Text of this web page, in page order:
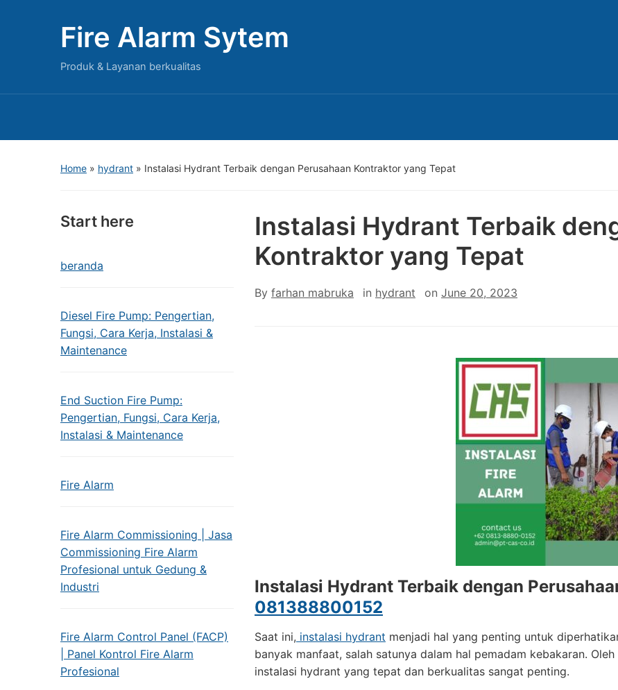
Fire Alarm Sytem
Produk & Layanan berkualitas
Home » hydrant » Instalasi Hydrant Terbaik dengan Perusahaan Kontraktor yang Tepat
Start here
beranda
Diesel Fire Pump: Pengertian,
Fungsi, Cara Kerja, Instalasi &
Maintenance
End Suction Fire Pump:
Pengertian, Fungsi, Cara Kerja,
Instalasi & Maintenance
Fire Alarm
Fire Alarm Commissioning | Jasa
Commissioning Fire Alarm
Profesional untuk Gedung &
Industri
Fire Alarm Control Panel (FACP)
| Panel Kontrol Fire Alarm
Profesional
Instalasi Hydrant Terbaik
Kontraktor yang Tepat
By farhan mabruka in hydrant on June 20, 2023
Instalasi Hydrant Terbaik dengan
081388800152
Saat ini, instalasi hydrant menjadi hal yang penting untuk
banyak manfaat, salah satunya dalam hal pemadam kebakaran.
instalasi hydrant yang tepat dan berkualitas sangat penting.